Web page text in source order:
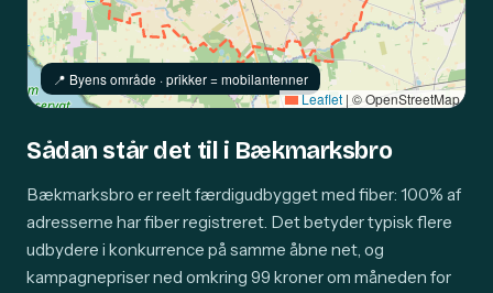
📍️ Byens område · prikker = mobilantenner
Leaflet | © OpenStreetMap
Sådan står det til i Bækmarksbro
Bækmarksbro er reelt færdigudbygget med fiber: 100% af
adresserne har fiber registreret. Det betyder typisk flere
udbydere i konkurrence på samme åbne net, og
kampagnepriser ned omkring 99 kroner om måneden for